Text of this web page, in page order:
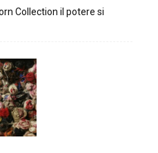
Collection il potere si